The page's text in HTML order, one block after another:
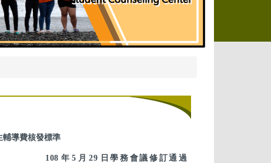
輔導費核發標準
108 年5 月29 日學務會議修訂通 過